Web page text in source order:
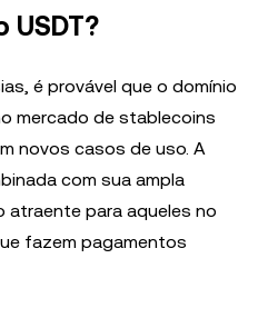
USDT?
é provável que o domínio
mercado de stablecoins
novos casos de uso. A
com sua ampla
atraente para aqueles no
fazem pagamentos